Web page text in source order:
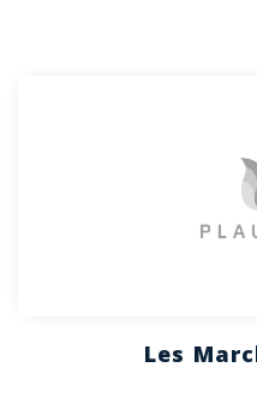
Les